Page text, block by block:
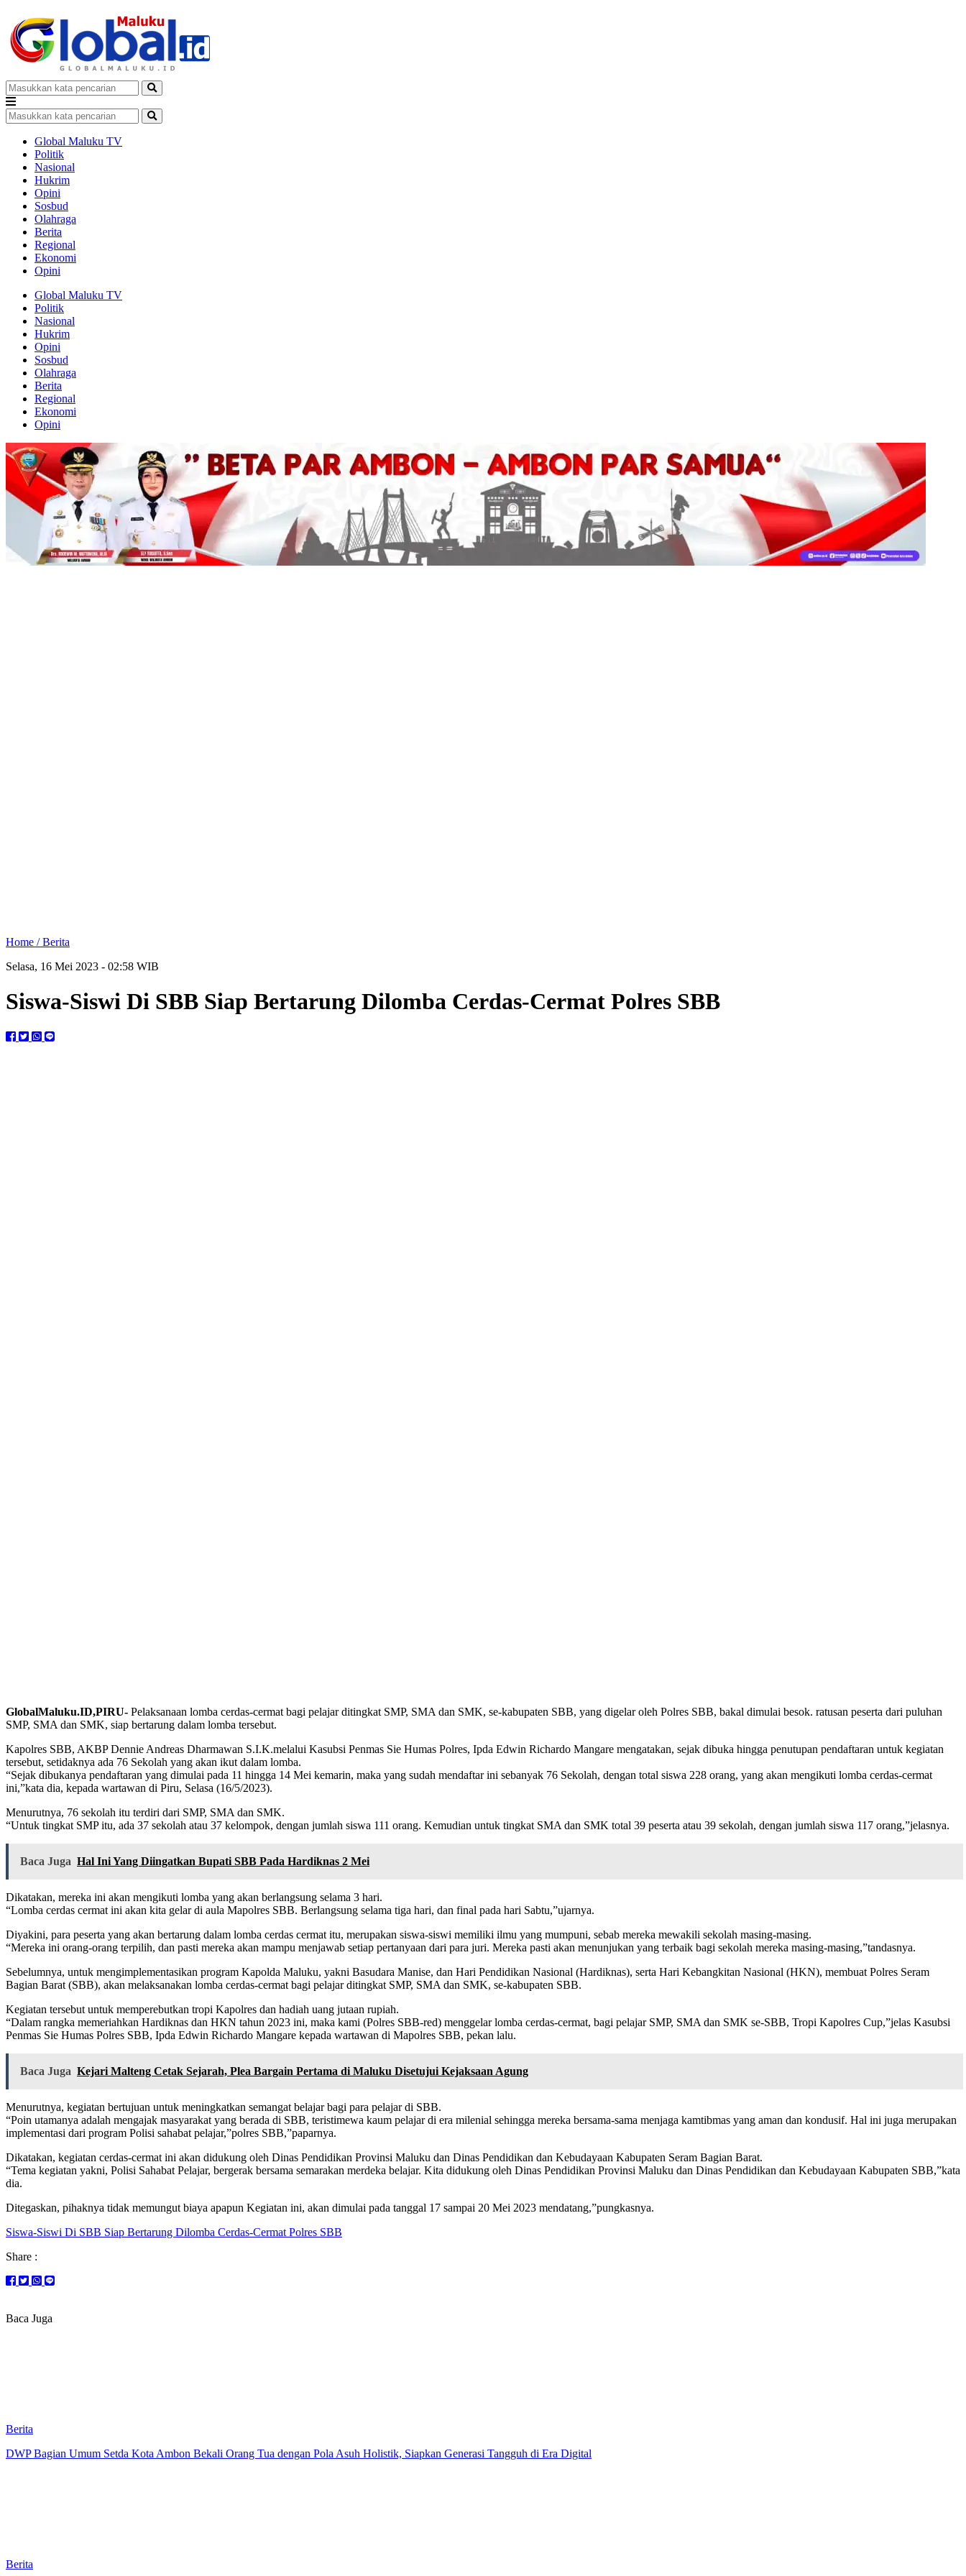
Global Maluku TV
Politik
Nasional
Hukrim
Opini
Sosbud
Olahraga
Berita
Regional
Ekonomi
Opini
Global Maluku TV
Politik
Nasional
Hukrim
Opini
Sosbud
Olahraga
Berita
Regional
Ekonomi
Opini
Home /Berita
Selasa, 16 Mei 2023 - 02:58 WIB
Siswa-Siswi Di SBB Siap Bertarung Dilomba Cerdas-Cermat Polres SBB
GlobalMaluku.ID,PIRU- Pelaksanaan lomba cerdas-cermat bagi pelajar ditingkat SMP, SMA dan SMK, se-kabupaten SBB, yang digelar oleh Polres SBB, bakal dimulai besok. ratusan peserta dari puluhan
SMP, SMA dan SMK, siap bertarung dalam lomba tersebut.
Kapolres SBB, AKBP Dennie Andreas Dharmawan S.I.K.melalui Kasubsi Penmas Sie Humas Polres, Ipda Edwin Richardo Mangare mengatakan, sejak dibuka hingga penutupan pendaftaran untuk kegiatan
tersebut, setidaknya ada 76 Sekolah yang akan ikut dalam lomba.
“Sejak dibukanya pendaftaran yang dimulai pada 11 hingga 14 Mei kemarin, maka yang sudah mendaftar ini sebanyak 76 Sekolah, dengan total siswa 228 orang, yang akan mengikuti lomba cerdas-cermat
ini,”kata dia, kepada wartawan di Piru, Selasa (16/5/2023).
Menurutnya, 76 sekolah itu terdiri dari SMP, SMA dan SMK.
“Untuk tingkat SMP itu, ada 37 sekolah atau 37 kelompok, dengan jumlah siswa 111 orang. Kemudian untuk tingkat SMA dan SMK total 39 peserta atau 39 sekolah, dengan jumlah siswa 117 orang,”jelasnya.
Baca Juga Hal Ini Yang Diingatkan Bupati SBB Pada Hardiknas 2 Mei
Dikatakan, mereka ini akan mengikuti lomba yang akan berlangsung selama 3 hari.
“Lomba cerdas cermat ini akan kita gelar di aula Mapolres SBB. Berlangsung selama tiga hari, dan final pada hari Sabtu,”ujarnya.
Diyakini, para peserta yang akan bertarung dalam lomba cerdas cermat itu, merupakan siswa-siswi memiliki ilmu yang mumpuni, sebab mereka mewakili sekolah masing-masing.
“Mereka ini orang-orang terpilih, dan pasti mereka akan mampu menjawab setiap pertanyaan dari para juri. Mereka pasti akan menunjukan yang terbaik bagi sekolah mereka masing-masing,”tandasnya.
Sebelumnya, untuk mengimplementasikan program Kapolda Maluku, yakni Basudara Manise, dan Hari Pendidikan Nasional (Hardiknas), serta Hari Kebangkitan Nasional (HKN), membuat Polres Seram
Bagian Barat (SBB), akan melaksanakan lomba cerdas-cermat bagi pelajar ditingkat SMP, SMA dan SMK, se-kabupaten SBB.
Kegiatan tersebut untuk memperebutkan tropi Kapolres dan hadiah uang jutaan rupiah.
“Dalam rangka memeriahkan Hardiknas dan HKN tahun 2023 ini, maka kami (Polres SBB-red) menggelar lomba cerdas-cermat, bagi pelajar SMP, SMA dan SMK se-SBB, Tropi Kapolres Cup,”jelas Kasubsi
Penmas Sie Humas Polres SBB, Ipda Edwin Richardo Mangare kepada wartawan di Mapolres SBB, pekan lalu.
Baca Juga Kejari Malteng Cetak Sejarah, Plea Bargain Pertama di Maluku Disetujui Kejaksaan Agung
Menurutnya, kegiatan bertujuan untuk meningkatkan semangat belajar bagi para pelajar di SBB.
“Poin utamanya adalah mengajak masyarakat yang berada di SBB, teristimewa kaum pelajar di era milenial sehingga mereka bersama-sama menjaga kamtibmas yang aman dan kondusif. Hal ini juga merupakan
implementasi dari program Polisi sahabat pelajar,”polres SBB,”paparnya.
Dikatakan, kegiatan cerdas-cermat ini akan didukung oleh Dinas Pendidikan Provinsi Maluku dan Dinas Pendidikan dan Kebudayaan Kabupaten Seram Bagian Barat.
“Tema kegiatan yakni, Polisi Sahabat Pelajar, bergerak bersama semarakan merdeka belajar. Kita didukung oleh Dinas Pendidikan Provinsi Maluku dan Dinas Pendidikan dan Kebudayaan Kabupaten SBB,”kata
dia.
Ditegaskan, pihaknya tidak memungut biaya apapun Kegiatan ini, akan dimulai pada tanggal 17 sampai 20 Mei 2023 mendatang,”pungkasnya.
Siswa-Siswi Di SBB Siap Bertarung Dilomba Cerdas-Cermat Polres SBB
Share :
Baca Juga
Berita
DWP Bagian Umum Setda Kota Ambon Bekali Orang Tua dengan Pola Asuh Holistik, Siapkan Generasi Tangguh di Era Digital
Berita